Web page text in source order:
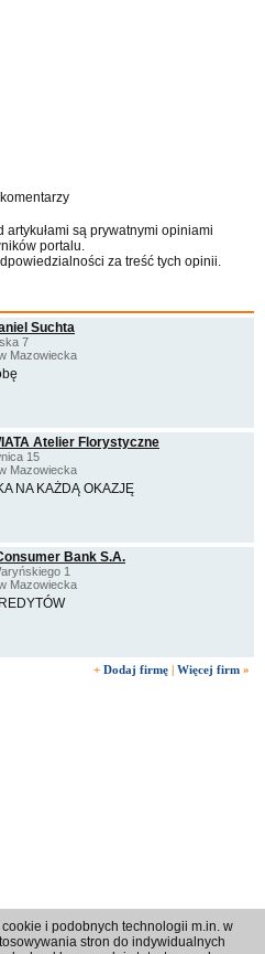
są prywatnymi opiniami
portalu.
za treść tych opinii.
Suchta
7
Mazowiecka
Atelier Florystyczne
15
Mazowiecka
NA KAŻDĄ OKAZJĘ
Bank S.A.
1
Mazowiecka
+ Dodaj firmę | Więcej firm »
i podobnych technologii m.in. w
stron do indywidualnych